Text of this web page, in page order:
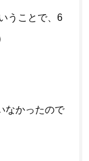
うことで、6
なかったので